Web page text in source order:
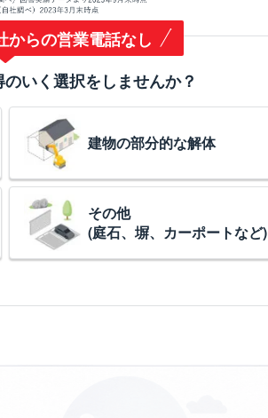
からの営業電話なし
いく選択をしませんか？
建物の部分的な解体
その他
(庭石、塀、カーポートなど)